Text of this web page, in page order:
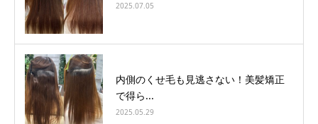
2025.07.05
内側のくせ毛も見逃さない！美髪矯正
で得ら...
2025.05.29